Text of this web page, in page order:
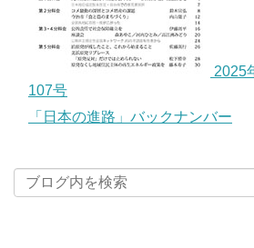
2025
107号
「日本の進路」バックナンバー